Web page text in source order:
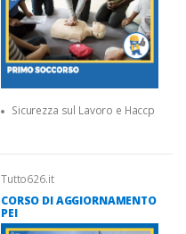
Sicurezza sul Lavoro e Haccp
Tutto626.it
CORSO DI AGGIORNAMENTO
PEI